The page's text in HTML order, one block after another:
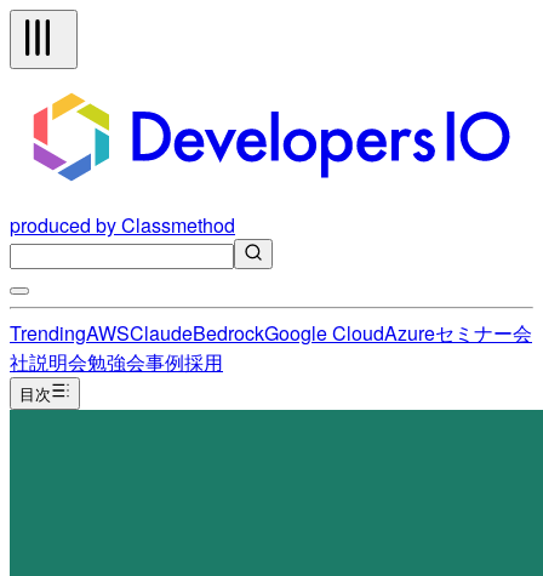
produced by Classmethod
TrendingAWSClaudeBedrockGoogle CloudAzureセミナー会
社説明会勉強会事例採用
目次